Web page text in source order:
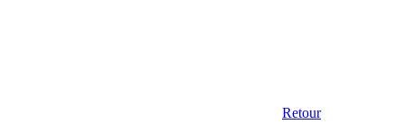
Retour